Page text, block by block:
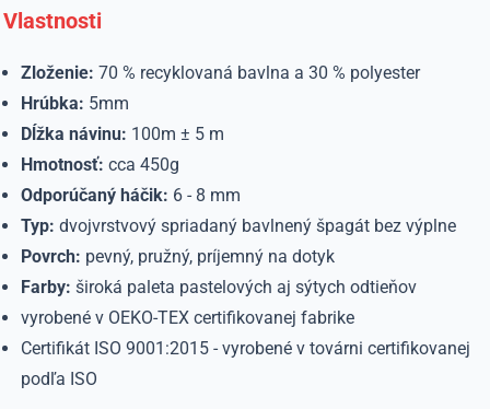
Vlastnosti
Zloženie: 70 % recyklovaná bavlna a 30 % polyester
Hrúbka: 5mm
Dĺžka návinu: 100m ± 5 m
Hmotnosť: cca 450g
Odporúčaný háčik: 6 - 8 mm
Typ: dvojvrstvový spriadaný bavlnený špagát bez výplne
Povrch: pevný, pružný, príjemný na dotyk
Farby: široká paleta pastelových aj sýtych odtieňov
vyrobené v OEKO-TEX certifikovanej fabrike
Certifikát ⁠ISO 9001:2015 - vyrobené v továrni certifikovanej
podľa ISO